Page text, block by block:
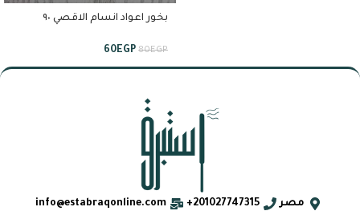
بخور اعواد انسام الاقصي ٩٠
80EGP
60EGP
مصر 201027747315+
info@estabraqonline.com